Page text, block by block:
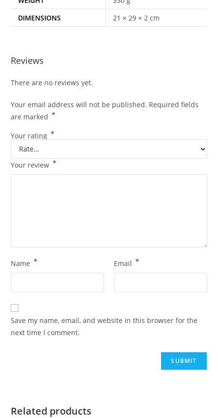
DIMENSIONS
21 × 29 × 2 cm
Reviews
There are no reviews yet.
Your email address will not be published. Required fields
are marked *
Your rating *
Your review *
Name * Email *
Save my name, email, and website in this browser for the
next time I comment.
Related products